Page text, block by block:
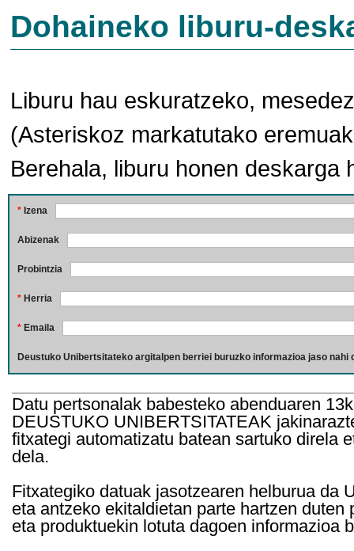
Dohaineko liburu-
Liburu hau eskuratzeko,
(Asteriskoz markatutako
Berehala, liburu honen deskarga
* Izena
Abizenak
Probintzia
* Herria
* Emaila
Deustuko Unibertsitateko argitalpen berriei buruzko informazioa jaso nahi
Datu pertsonalak babesteko abenduaren
DEUSTUKO UNIBERTSITATEAK
fitxategi automatizatu batean sartuko direla
dela.
Fitxategiko datuak jasotzearen helburua da
eta antzeko ekitaldietan parte hartzen
eta produktuekin lotuta dagoen informazioa